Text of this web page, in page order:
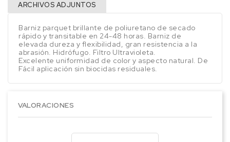
ARCHIVOS ADJUNTOS
Barniz parquet brillante de poliuretano de secado
rápido y transitable en 24-48 horas. Barniz de
elevada dureza y flexibilidad, gran resistencia a la
abrasión. Hidrófugo. Filtro Ultravioleta.
Excelente uniformidad de color y aspecto natural. De
Fácil aplicación sin biocidas residuales.
VALORACIONES